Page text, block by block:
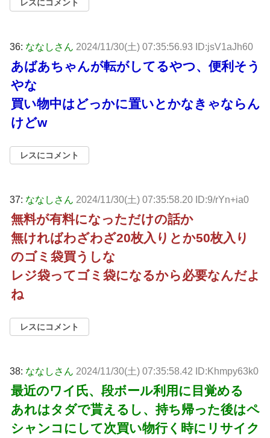
レスにコメント
36: ななしさん 2024/11/30(土) 07:35:56.93 ID:jsV1aJh60
あばあちゃんが転がしてるやつ、便利そう
やな
買い物中はどっかに置いとかなきゃならん
けどw
レスにコメント
37: ななしさん 2024/11/30(土) 07:35:58.20 ID:9/rYn+ia0
無料が有料になっただけの話か
無ければわざわざ20枚入りとか50枚入り
のゴミ袋買うしな
レジ袋ってゴミ袋になるから必要なんだよ
ね
レスにコメント
38: ななしさん 2024/11/30(土) 07:35:58.42 ID:Khmpy63k0
最近のワイ氏、段ボール利用に目覚める
あれはタダで貰えるし、持ち帰った後はペ
シャンコにして次買い物行く時にリサイク